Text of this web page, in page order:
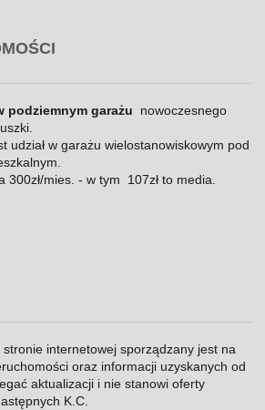
garażu nowoczesnego
udział w garażu wielostanowiskowym pod
300zł/mies. - w tym 107zł to media.
internetowej sporządzany jest na
oraz informacji uzyskanych od
aktualizacji i nie stanowi oferty
K.C.